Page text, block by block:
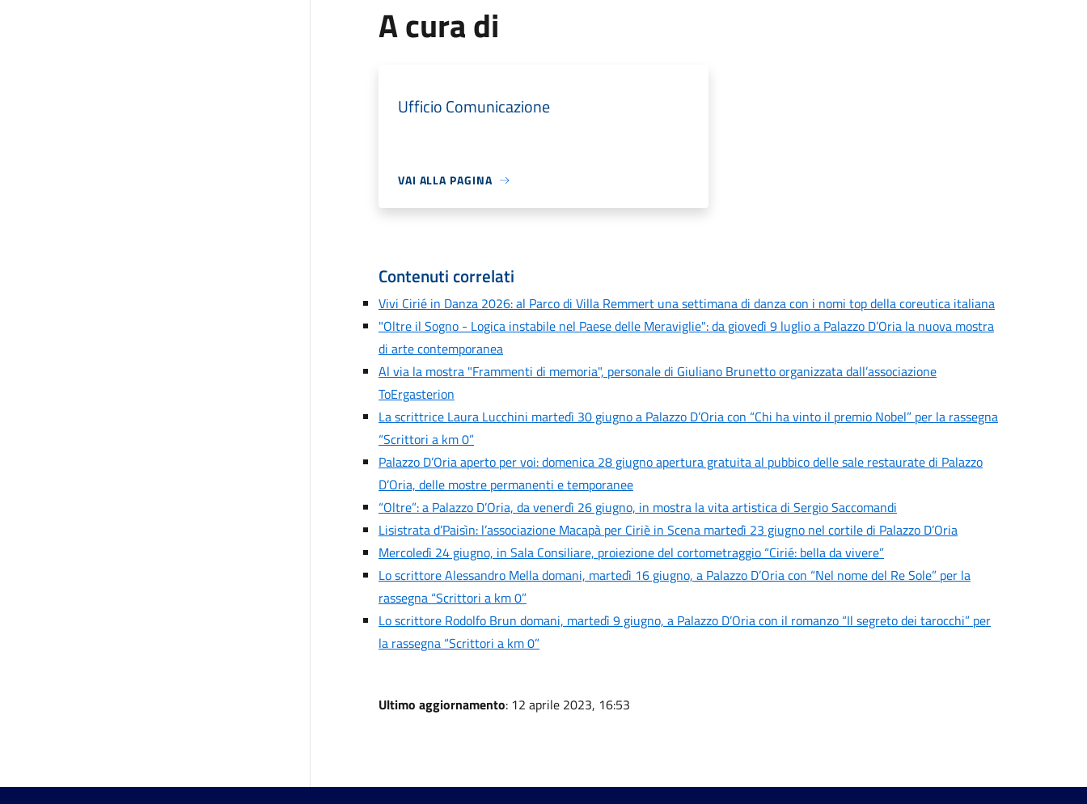
A cura di
Ufficio Comunicazione
VAI ALLA PAGINA
Contenuti correlati
Vivi Cirié in Danza 2026: al Parco di Villa Remmert una settimana di danza con i nomi top della coreutica italiana
"Oltre il Sogno - Logica instabile nel Paese delle Meraviglie": da giovedì 9 luglio a Palazzo D’Oria la nuova mostra
di arte contemporanea
Al via la mostra "Frammenti di memoria", personale di Giuliano Brunetto organizzata dall’associazione
ToErgasterion
La scrittrice Laura Lucchini martedì 30 giugno a Palazzo D’Oria con “Chi ha vinto il premio Nobel” per la rassegna
“Scrittori a km 0”
Palazzo D’Oria aperto per voi: domenica 28 giugno apertura gratuita al pubbico delle sale restaurate di Palazzo
D’Oria, delle mostre permanenti e temporanee
“Oltre”: a Palazzo D’Oria, da venerdì 26 giugno, in mostra la vita artistica di Sergio Saccomandi
Lisistrata d’Paisìn: l’associazione Macapà per Ciriè in Scena martedì 23 giugno nel cortile di Palazzo D’Oria
Mercoledì 24 giugno, in Sala Consiliare, proiezione del cortometraggio “Cirié: bella da vivere”
Lo scrittore Alessandro Mella domani, martedì 16 giugno, a Palazzo D’Oria con “Nel nome del Re Sole” per la
rassegna “Scrittori a km 0”
Lo scrittore Rodolfo Brun domani, martedì 9 giugno, a Palazzo D’Oria con il romanzo “Il segreto dei tarocchi” per
la rassegna “Scrittori a km 0”
Ultimo aggiornamento: 12 aprile 2023, 16:53